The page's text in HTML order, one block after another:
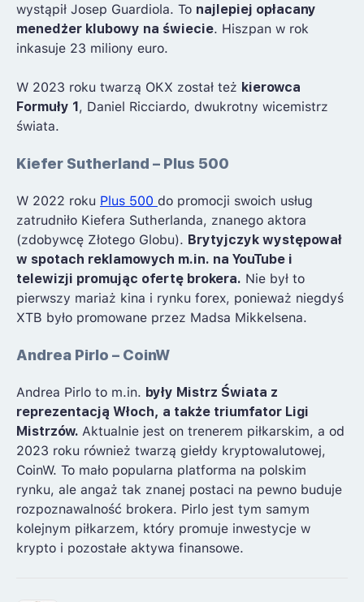
wystąpił Josep Guardiola. To najlepiej opłacany
menedżer klubowy na świecie. Hiszpan w rok
inkasuje 23 miliony euro.
W 2023 roku twarzą OKX został też kierowca
Formuły 1, Daniel Ricciardo, dwukrotny wicemistrz
świata.
Kiefer Sutherland – Plus 500
W 2022 roku Plus 500 do promocji swoich usług
zatrudniło Kiefera Sutherlanda, znanego aktora
(zdobywcę Złotego Globu). Brytyjczyk występował
w spotach reklamowych m.in. na YouTube i
telewizji promując ofertę brokera. Nie był to
pierwszy mariaż kina i rynku forex, ponieważ niegdyś
XTB było promowane przez Madsa Mikkelsena.
Andrea Pirlo – CoinW
Andrea Pirlo to m.in. były Mistrz Świata z
reprezentacją Włoch, a także triumfator Ligi
Mistrzów. Aktualnie jest on trenerem piłkarskim, a od
2023 roku również twarzą giełdy kryptowalutowej,
CoinW. To mało popularna platforma na polskim
rynku, ale angaż tak znanej postaci na pewno buduje
rozpoznawalność brokera. Pirlo jest tym samym
kolejnym piłkarzem, który promuje inwestycje w
krypto i pozostałe aktywa finansowe.